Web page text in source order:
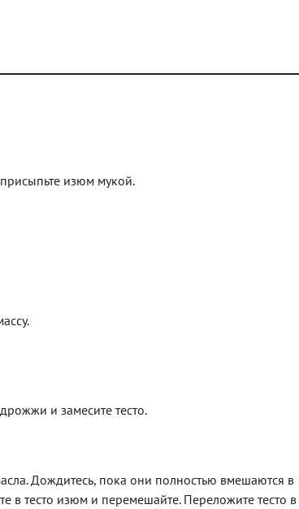
изюм мукой.
и замесите тесто.
Дождитесь, пока они полностью вмешаются в
в тесто изюм и перемешайте. Переложите тесто в